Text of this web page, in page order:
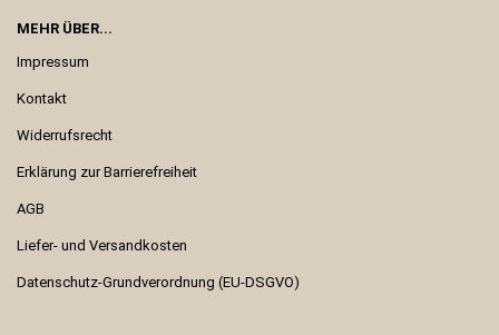
MEHR ÜBER...
Impressum
Kontakt
Widerrufsrecht
Erklärung zur Barrierefreiheit
AGB
Liefer- und Versandkosten
Datenschutz-Grundverordnung (EU-DSGVO)